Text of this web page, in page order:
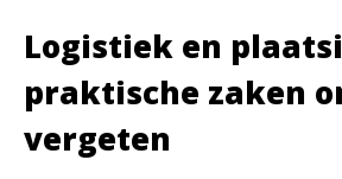
Logistiek en
praktische zaken
vergeten